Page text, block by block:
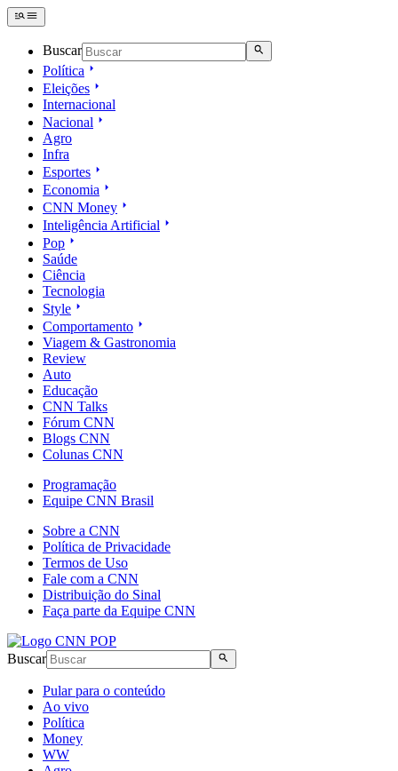
Buscar
Política
Eleições
Internacional
Nacional
Agro
Infra
Esportes
Economia
CNN Money
Inteligência Artificial
Pop
Saúde
Ciência
Tecnologia
Style
Comportamento
Viagem & Gastronomia
Review
Auto
Educação
CNN Talks
Fórum CNN
Blogs CNN
Colunas CNN
Programação
Equipe CNN Brasil
Sobre a CNN
Política de Privacidade
Termos de Uso
Fale com a CNN
Distribuição do Sinal
Faça parte da Equipe CNN
Buscar
Pular para o conteúdo
Ao vivo
Política
Money
WW